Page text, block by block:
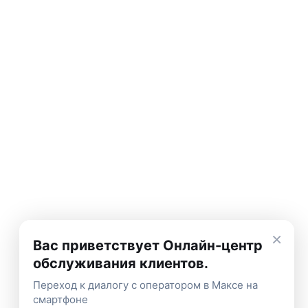
×
Вас приветствует Онлайн-центр
обслуживания клиентов.
Переход к диалогу с оператором в Максе на
смартфоне